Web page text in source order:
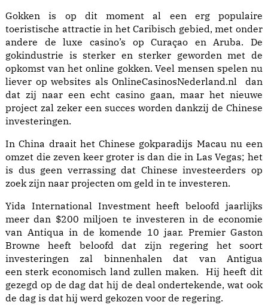
Gokken is op dit moment al een erg populaire
toeristische attractie in het Caribisch gebied, met onder
andere de luxe casino’s op Curaçao en Aruba. De
gokindustrie is sterker en sterker geworden met de
opkomst van het online gokken. Veel mensen spelen nu
liever op websites als OnlineCasinosNederland.nl dan
dat zij naar een echt casino gaan, maar het nieuwe
project zal zeker een succes worden dankzij de Chinese
investeringen.
In China draait het Chinese gokparadijs Macau nu een
omzet die zeven keer groter is dan die in Las Vegas; het
is dus geen verrassing dat Chinese investeerders op
zoek zijn naar projecten om geld in te investeren.
Yida International Investment heeft beloofd jaarlijks
meer dan $200 miljoen te investeren in de economie
van Antiqua in de komende 10 jaar. Premier Gaston
Browne heeft beloofd dat zijn regering het soort
investeringen zal binnenhalen dat van Antigua
een sterk economisch land zullen maken. Hij heeft dit
gezegd op de dag dat hij de deal ondertekende, wat ook
de dag is dat hij werd gekozen voor de regering.